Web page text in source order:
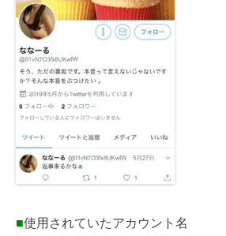
■使用されていたアカウント名